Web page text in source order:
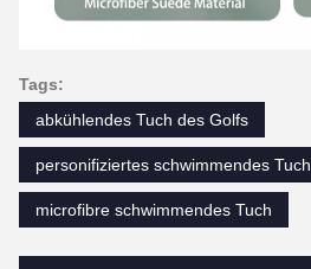
Tags:
abkühlendes Tuch des Golfs
personifiziertes schwimmendes Tuch
microfibre schwimmendes Tuch